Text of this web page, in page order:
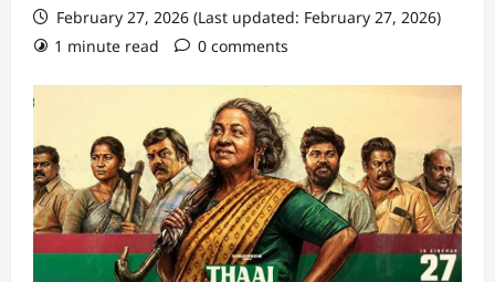
February 27, 2026 (Last updated: February 27, 2026)
1 minute read
0 comments